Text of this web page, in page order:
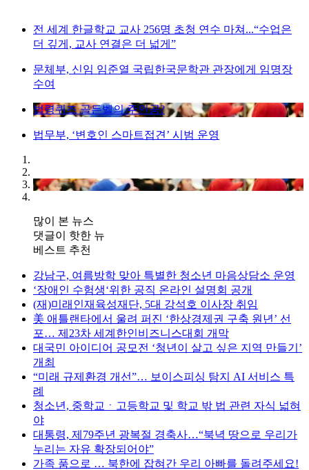
전 세계 한글학교 교사 256명 초청 연수 마쳐...“수업은
더 깊게, 교사 연결은 더 넓게”
문체부, 신임 임준열 국립한국문학관 관장에게 임명장
수여
법령퀴즈 골든벨의 주인공?
법무부, ‘변호인 스마트접견’ 시범 운영
많이 본 뉴스
댓글이 핫한 뉴
베스트 추천
강남구, 여름방학 맞아 특별한 청소년 마음상담소 운영
‘장애인 수험생‘위한 공직 온라인 설명회 공개
(재)미래인재육성재단, 5대 강석호 이사장 취임
美 애틀랜타에서 울려 퍼진 ‘한상경제권 구축 원년’ 선
포… 제23차 세계한인비즈니스대회 개막
대국민 아이디어 공모전 ‘청년이 살고 싶은 지역 만들기’
개최
“미래 규제환경 개선”… 보이스피싱 탐지 AI 서비스 특
례
청소년, 중학교ㆍ고등학교 및 학교 밖 법 관련 자식 넓혀
야
대통령, 제79주년 광복절 경축사…“북녁 땅으로 우리가
누리는 자유 확장되어야”
가족 품으로 … 북한에 잡혀간 우리 아빠를 돌려주세요!